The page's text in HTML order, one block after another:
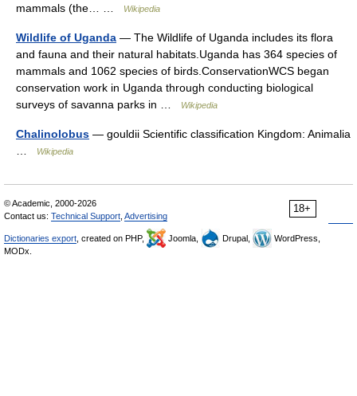
mammals (the… …
Wikipedia
Wildlife of Uganda — The Wildlife of Uganda includes its flora
and fauna and their natural habitats.Uganda has 364 species of
mammals and 1062 species of birds.ConservationWCS began
conservation work in Uganda through conducting biological
surveys of savanna parks in …
Wikipedia
Chalinolobus — gouldii Scientific classification Kingdom: Animalia
Wikipedia
18+
© Academic, 2000-2026
Contact us: Technical Support Advertising
Dictionaries export , created on PHP, Joomla, Drupal,
WordPress,
MODx.